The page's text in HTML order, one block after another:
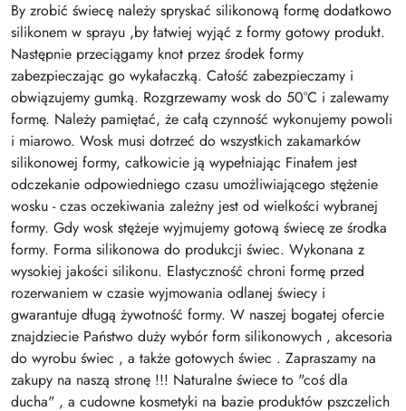
By zrobić świecę należy spryskać silikonową formę dodatkowo
silikonem w sprayu ,by łatwiej wyjąć z formy gotowy produkt.
Następnie przeciągamy knot przez środek formy
zabezpieczając go wykałaczką. Całość zabezpieczamy i
obwiązujemy gumką. Rozgrzewamy wosk do 50°C i zalewamy
formę. Należy pamiętać, że całą czynność wykonujemy powoli
i miarowo. Wosk musi dotrzeć do wszystkich zakamarków
silikonowej formy, całkowicie ją wypełniając Finałem jest
odczekanie odpowiedniego czasu umożliwiającego stężenie
wosku - czas oczekiwania zależny jest od wielkości wybranej
formy. Gdy wosk stężeje wyjmujemy gotową świecę ze środka
formy. Forma silikonowa do produkcji świec. Wykonana z
wysokiej jakości silikonu. Elastyczność chroni formę przed
rozerwaniem w czasie wyjmowania odlanej świecy i
gwarantuje długą żywotność formy. W naszej bogatej ofercie
znajdziecie Państwo duży wybór form silikonowych , akcesoria
do wyrobu świec , a także gotowych świec . Zapraszamy na
zakupy na naszą stronę !!! Naturalne świece to "coś dla
ducha" , a cudowne kosmetyki na bazie produktów pszczelich